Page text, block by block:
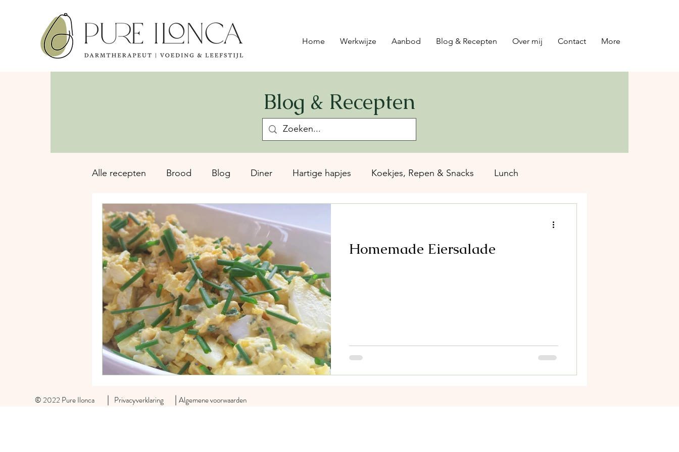
Home Werkwijze Aanbod Blog & Recepten Over mij Contact More
Blog & Recepten
Alle recepten Brood Blog Diner Hartige hapjes Koekjes, Repen & Snacks Lunch
Ontbijt Sap & Pulp recepten
Taart & Cake Homemade Eiersalade
© 2022 Pure Ilonca Privacyverklaring Algemene voorwaarden